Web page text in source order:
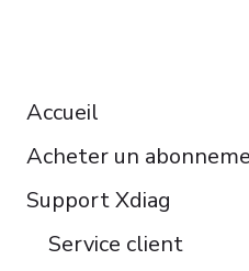
Accueil
Acheter un
Support Xdiag
Service client